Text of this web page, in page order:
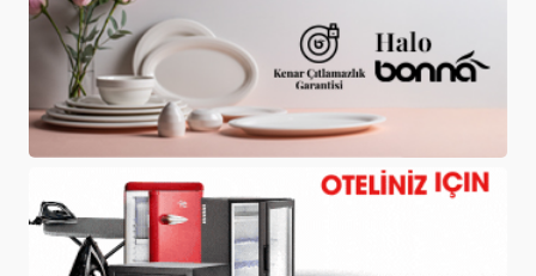
Phil Kenyon Putting Stüdyosu, Gloria Golf Club’da
Hizmete Girdi
TUGEV’İN 24. Genel Kurulu yapıldı, Oya Narin
yeniden seçildi